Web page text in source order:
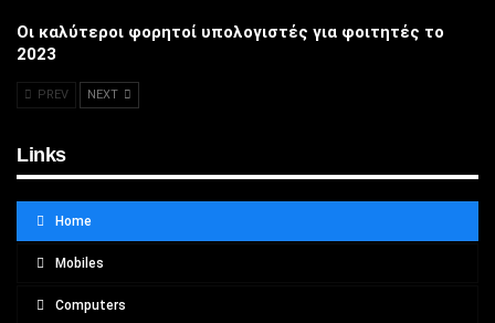
Οι καλύτεροι φορητοί υπολογιστές για φοιτητές το
2023
PREV NEXT
Links
Home
Mobiles
Computers